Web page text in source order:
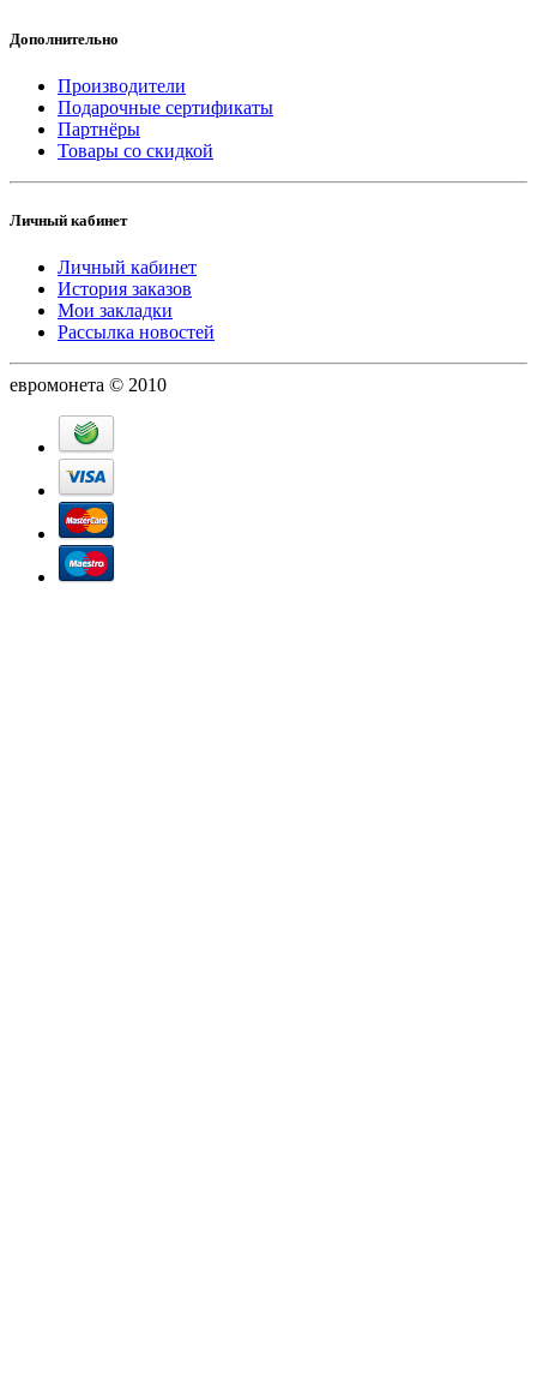
Дополнительно
Производители
Подарочные сертификаты
Партнёры
Товары со скидкой
Личный кабинет
Личный кабинет
История заказов
Мои закладки
Рассылка новостей
евромонета © 2010